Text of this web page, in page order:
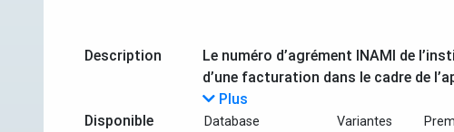
Description
Le numéro d’agrément INAMI de
d’une facturation dans le cadre de
Plus
Disponible
Database Variantes